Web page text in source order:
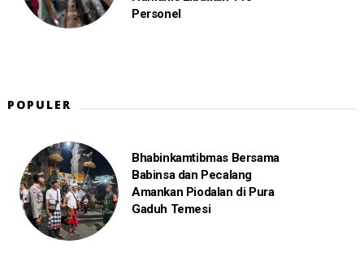
Personel
POPULER
Bhabinkamtibmas Bersama
Babinsa dan Pecalang
Amankan Piodalan di Pura
Gaduh Temesi